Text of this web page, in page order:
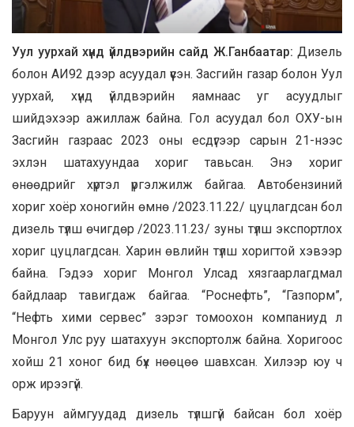
Уул уурхай хүнд үйлдвэрийн сайд Ж.Ганбаатар: Дизель
болон АИ92 дээр асуудал үүсэн. Засгийн газар болон Уул
уурхай, хүнд үйлдвэрийн яамнаас уг асуудлыг
шийдэхээр ажиллаж байна. Гол асуудал бол ОХУ-ын
Засгийн газраас 2023 оны есдүгээр сарын 21-нээс
эхлэн шатахуундаа хориг тавьсан. Энэ хориг
өнөөдрийг хүртэл үргэлжилж байгаа. Автобензиний
хориг хоёр хоногийн өмнө /2023.11.22/ цуцлагдсан бол
дизель түлш өчигдөр /2023.11.23/ зуны түлш экспортлох
хориг цуцлагдсан. Харин өвлийн түлш хоригтой хэвээр
байна. Гэдээ хориг Монгол Улсад хязгаарлагдмал
байдлаар тавигдаж байгаа. “Роснефть”, “Газпорм”,
“Нефть хими сервес” зэрэг томоохон компаниуд л
Монгол Улс руу шатахуун экспортолж байна. Хоригоос
хойш 21 хоног бид бүх нөөцөө шавхсан. Хилээр юу ч
орж ирээгүй.
Баруун аймгуудад дизель түлшгүй байсан бол хоёр